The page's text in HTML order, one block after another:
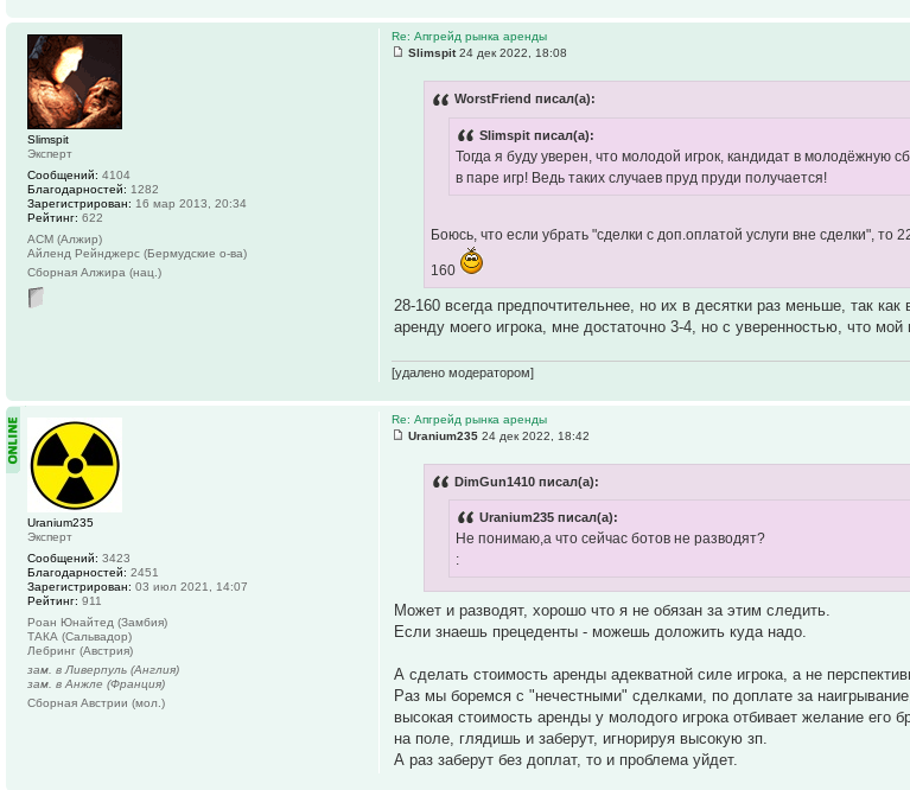
Re: Апгрейд рынка аренды
Slimspit24 дек 2022, 18:08
WorstFriend писал(а):
Slimspit писал(а):
Тогда я буду уверен, что молодой игрок, кандидат в молодёжную
в паре игр! Ведь таких случаев пруд пруди получается!
Боюсь, что если убрать "сделки с доп.оплатой услуги вне сделки",
160
28-160 всегда предпочтительнее, но их в десятки раз меньше, так
аренду моего игрока, мне достаточно 3-4, но с уверенностью, что мой
[удалено модератором]
Slimspit
Эксперт
Сообщений: 4104
Благодарностей: 1282
Зарегистрирован: 16 мар 2013, 20:34
Рейтинг: 622
АСМ (Алжир)
Айленд Рейнджерс (Бермудские о-ва)
Сборная Алжира (нац.)
Re: Апгрейд рынка аренды
Uranium235 24 дек 2022, 18:42
DimGun1410 писал(а):
Uranium235 писал(а):
Не понимаю,а что сейчас ботов не разводят?
:
Может и разводят, хорошо что я не обязан за этим следить.
Если знаешь прецеденты - можешь доложить куда надо.
А сделать стоимость аренды адекватной силе игрока, а не
Раз мы боремся с "нечестными" сделками, по доплате за
высокая стоимость аренды у молодого игрока отбивает желание его
на поле, глядишь и заберут, игнорируя высокую зп.
А раз заберут без доплат, то и проблема уйдет.
Uranium235
Эксперт
Сообщений: 3423
Благодарностей: 2451
Зарегистрирован: 03 июл 2021, 14:07
Рейтинг: 911
Роан Юнайтед (Замбия)
ТАКА (Сальвадор)
Лебринг (Австрия)
зам. в Ливерпуль (Англия)
зам. в Анжле (Франция)
Сборная Австрии (мол.)